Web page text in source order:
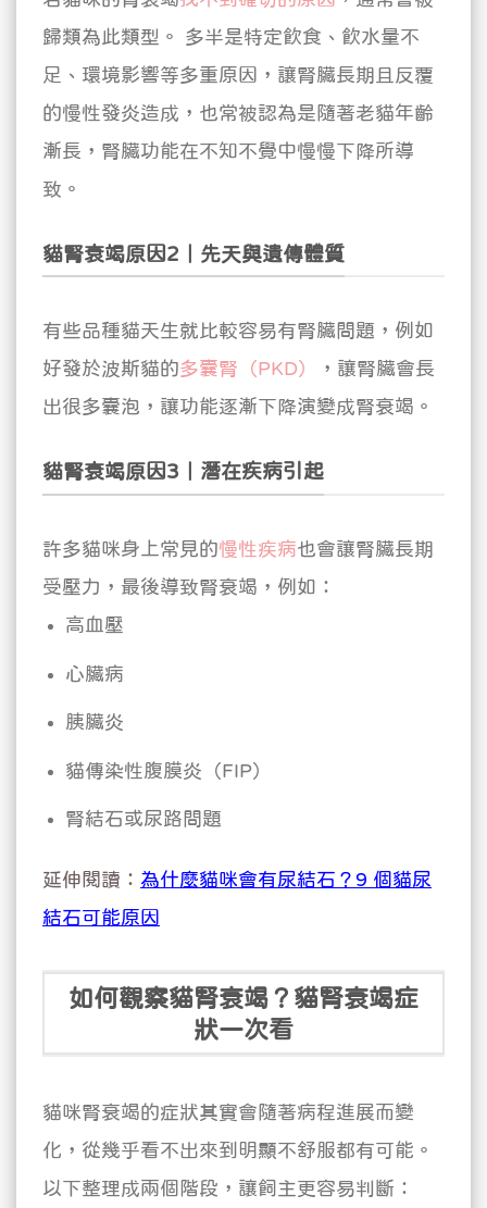
歸類為此類型。
多半是特定飲食、飲水量不
足、環境影響等多重原因，讓腎臟長期且反覆
的慢性發炎造成，也常被認為是隨著老貓年齡
漸長，腎臟功能在不知不覺中慢慢下降所導
致。
貓腎衰竭原因2｜先天與遺傳體質
有些品種貓天生就比較容易有腎臟問題，例如
好發於波斯貓的多囊腎（PKD）
，讓腎臟會長
出很多囊泡，讓功能逐漸下降演變成腎衰竭。
貓腎衰竭原因3｜潛在疾病引起
許多貓咪身上常見的慢性疾病也會讓腎臟長期
受壓力，最後導致腎衰竭，例如：
高血壓
心臟病
胰臟炎
貓傳染性腹膜炎（FIP）
腎結石或尿路問題
延伸閱讀： 為什麼貓咪會有尿結石？9 個貓尿
結石可能原因
如何觀察貓腎衰竭？貓腎衰竭症
狀一次看
貓咪腎衰竭的症狀其實會隨著病程進展而變
化， 從幾乎看不出來到明顯不舒服都有可能 。
以下整理成兩個階段，讓飼主更容易判斷：